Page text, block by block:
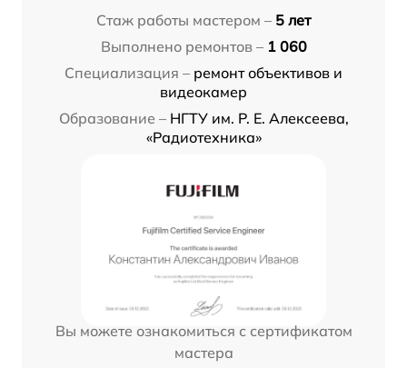
Стаж работы мастером – 5 лет
Выполнено ремонтов – 1 060
Специализация – ремонт объективов и
видеокамер
Образование – НГТУ им. Р. Е. Алексеева,
«Радиотехника»
Вы можете ознакомиться с сертификатом
мастера